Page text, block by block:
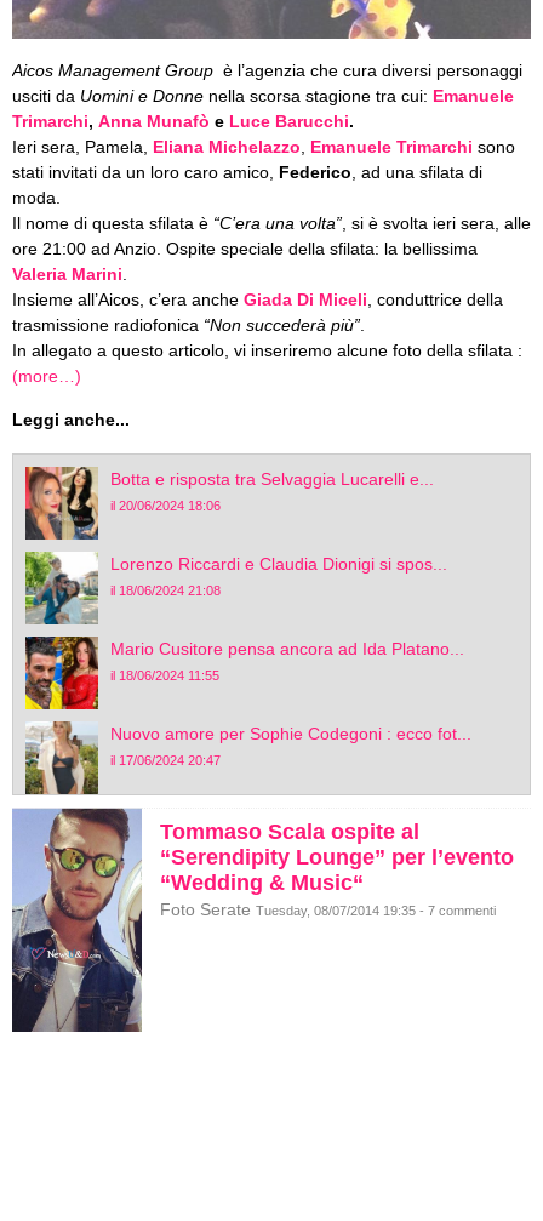
Aicos Management Group è l’agenzia che cura diversi personaggi
usciti da Uomini e Donne nella scorsa stagione tra cui: Emanuele
Trimarchi, Anna Munafò e Luce Barucchi.
Ieri sera, Pamela, Eliana Michelazzo Emanuele Trimarchi sono
stati invitati da un loro caro amico, Federico , ad una sfilata di
moda.
Il nome di questa sfilata è “C’era una volta” , si è svolta ieri sera, alle
ore 21:00 ad Anzio. Ospite speciale della sfilata: la bellissima
Valeria Marini
Insieme all’Aicos, c’era anche Giada Di Miceli , conduttrice della
trasmissione radiofonica “Non succederà più”
In allegato a questo articolo, vi inseriremo alcune foto della sfilata :
(more…)
Leggi anche...
Botta e risposta tra Selvaggia Lucarelli e...
il 20/06/2024 18:06
Lorenzo Riccardi e Claudia Dionigi si spos...
il 18/06/2024 21:08
Mario Cusitore pensa ancora ad Ida Platano...
il 18/06/2024 11:55
Nuovo amore per Sophie Codegoni : ecco fot...
il 17/06/2024 20:47
Tommaso Scala ospite al
“Serendipity Lounge” per l’evento
“Wedding & Music“
Foto Serate Tuesday, 08/07/2014 19:35 - 7 commenti